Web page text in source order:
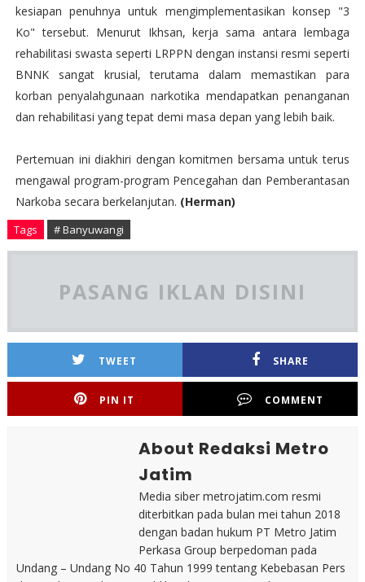
kesiapan penuhnya untuk mengimplementasikan konsep "3
Ko" tersebut. Menurut Ikhsan, kerja sama antara lembaga
rehabilitasi swasta seperti LRPPN dengan instansi resmi seperti
BNNK sangat krusial, terutama dalam memastikan para
korban penyalahgunaan narkotika mendapatkan penanganan
dan rehabilitasi yang tepat demi masa depan yang lebih baik.
Pertemuan ini diakhiri dengan komitmen bersama untuk terus
mengawal program-program Pencegahan dan Pemberantasan
Narkoba secara berkelanjutan. (Herman)
Tags # Banyuwangi
PASANG IKLAN DISINI
TWEET SHARE
PIN IT COMMENT
About Redaksi Metro
Jatim
Media siber metrojatim.com resmi
diterbitkan pada bulan mei tahun 2018
dengan badan hukum PT Metro Jatim
Perkasa Group berpedoman pada
Undang – Undang No 40 Tahun 1999 tentang Kebebasan Pers